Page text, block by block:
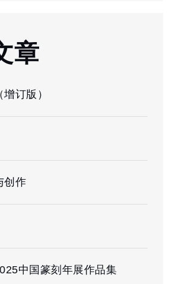
章
订版）
创作
中国篆刻年展作品集